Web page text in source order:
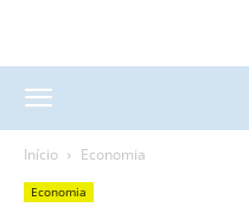
Início Economia
Economia